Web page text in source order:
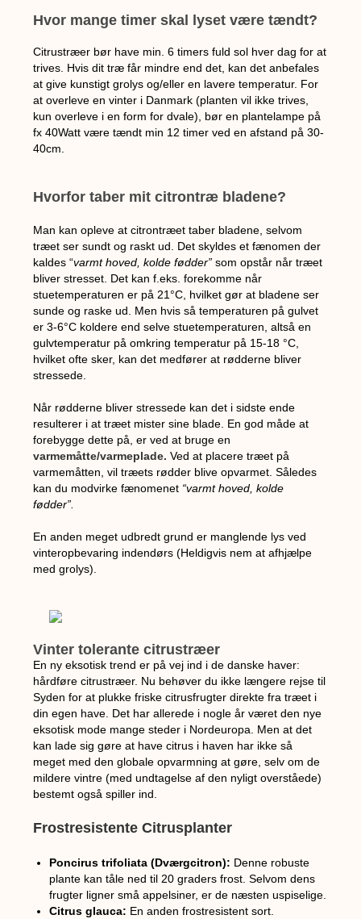
Hvor mange timer skal lyset være tændt?
Citrustræer bør have min. 6 timers fuld sol hver dag for at
trives. Hvis dit træ får mindre end det, kan det anbefales
at give kunstigt grolys og/eller en lavere temperatur. For
at overleve en vinter i Danmark (planten vil ikke trives,
kun overleve i en form for dvale), bør en plantelampe på
fx 40Watt være tændt min 12 timer ved en afstand på 30-
40cm.
Hvorfor taber mit citrontræ bladene?
Man kan opleve at citrontræet taber bladene, selvom
træet ser sundt og raskt ud. Det skyldes et fænomen der
kaldes “varmt hoved, kolde fødder” som opstår når træet
bliver stresset. Det kan f.eks. forekomme når
stuetemperaturen er på 21°C, hvilket gør at bladene ser
sunde og raske ud. Men hvis så temperaturen på gulvet
er 3-6°C koldere end selve stuetemperaturen, altså en
gulvtemperatur på omkring temperatur på 15-18 °C,
hvilket ofte sker, kan det medfører at rødderne bliver
stressede.
Når rødderne bliver stressede kan det i sidste ende
resulterer i at træet mister sine blade. En god måde at
forebygge dette på, er ved at bruge en
varmemåtte/varmeplade.Ved at placere træet på
varmemåtten, vil træets rødder blive opvarmet. Således
kan du modvirke fænomenet “varmt hoved, kolde
fødder”.
En anden meget udbredt grund er manglende lys ved
vinteropbevaring indendørs (Heldigvis nem at afhjælpe
med grolys).
Vinter tolerante citrustræer
En ny eksotisk trend er på vej ind i de danske haver:
hårdføre citrustræer. Nu behøver du ikke længere rejse til
Syden for at plukke friske citrusfrugter direkte fra træet i
din egen have. Det har allerede i nogle år været den nye
eksotisk mode mange steder i Nordeuropa. Men at det
kan lade sig gøre at have citrus i haven har ikke så
meget med den globale opvarmning at gøre, selv om de
mildere vintre (med undtagelse af den nyligt overståede)
bestemt også spiller ind.
Frostresistente Citrusplanter
Poncirus trifoliata (Dværgcitron): Denne robuste
plante kan tåle ned til 20 graders frost. Selvom dens
frugter ligner små appelsiner, er de næsten uspiselige.
Citrus glauca: En anden frostresistent sort.